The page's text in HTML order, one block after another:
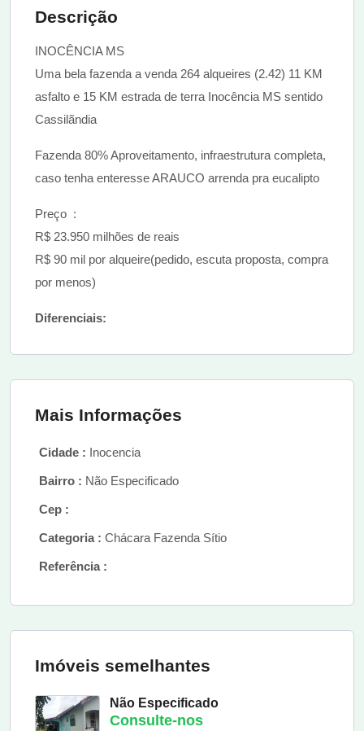
Descrição
INOCÊNCIA MS
Uma bela fazenda a venda 264 alqueires (2.42) 11 KM
asfalto e 15 KM estrada de terra Inocência MS sentido
Cassilãndia
Fazenda 80% Aproveitamento, infraestrutura completa,
caso tenha enteresse ARAUCO arrenda pra eucalipto
Preço :
R$ 23.950 milhões de reais
R$ 90 mil por alqueire(pedido, escuta proposta, compra
por menos)
Diferenciais:
Mais Informações
Cidade : Inocencia
Bairro : Não Especificado
Cep :
Categoria : Chácara Fazenda Sítio
Referência :
Imóveis semelhantes
Não Especificado
Consulte-nos